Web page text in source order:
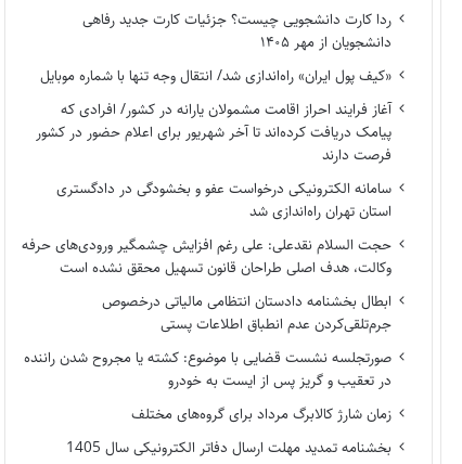
ردا کارت دانشجویی چیست؟ جزئیات کارت جدید رفاهی
دانشجویان از مهر ۱۴۰۵
«کیف پول ایران» راه‌اندازی شد/ انتقال وجه تنها با شماره موبایل
آغاز فرایند احراز اقامت مشمولان یارانه در کشور/ افرادی که
پیامک دریافت کرده‌اند تا آخر شهریور برای اعلام حضور در کشور
فرصت دارند
سامانه الکترونیکی درخواست عفو و بخشودگی در دادگستری
استان تهران راه‌اندازی شد
حجت السلام نقدعلی: علی رغم افزایش چشمگیر ورودی‌های حرفه
وکالت، هدف اصلی طراحان قانون تسهیل محقق نشده است
ابطال بخشنامه دادستان انتظامی مالیاتی درخصوص
جرم‌تلقی‌کردن عدم انطباق اطلاعات پستی
صورتجلسه نشست قضایی با موضوع: کشته یا مجروح شدن راننده
در تعقیب و گریز پس از ایست به خودرو
زمان شارژ کالابرگ مرداد برای گروه‌های مختلف
بخشنامه تمدید مهلت ارسال دفاتر الکترونیکی سال 1405